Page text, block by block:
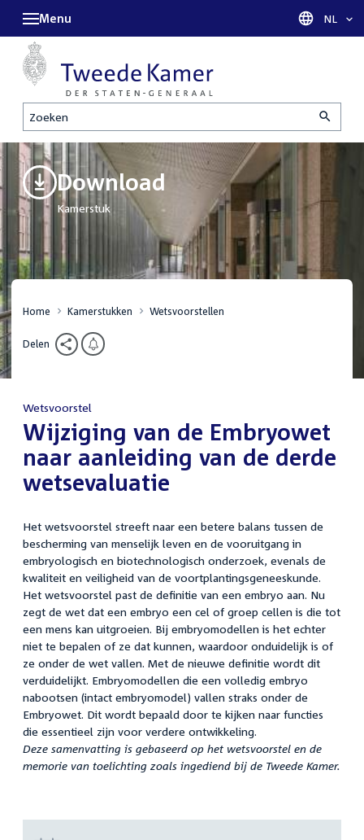
Zoeken
Menu Taal
NL
Download
Kamerstuk
Home Kamerstukken Wetsvoorstellen
Delen
Wetsvoorstel
:Wijziging van de Embryowet
naar aanleiding van de derde
wetsevaluatie
Het wetsvoorstel streeft naar een betere balans tussen de
bescherming van menselijk leven en de vooruitgang in
embryologisch en biotechnologisch onderzoek, evenals de
kwaliteit en veiligheid van de voortplantingsgeneeskunde.
Het wetsvoorstel past de definitie van een embryo aan. Nu
zegt de wet dat een embryo een cel of groep cellen is die tot
een mens kan uitgroeien. Bij embryomodellen is het echter
niet te bepalen of ze dat kunnen, waardoor onduidelijk is of
ze onder de wet vallen. Met de nieuwe definitie wordt dit
verduidelijkt. Embryomodellen die een volledig embryo
nabootsen (intact embryomodel) vallen straks onder de
Embryowet. Dit wordt bepaald door te kijken naar functies
die essentieel zijn voor verdere ontwikkeling.
Deze samenvatting is gebaseerd op het wetsvoorstel en de
memorie van toelichting zoals ingediend bij de Tweede Kamer.